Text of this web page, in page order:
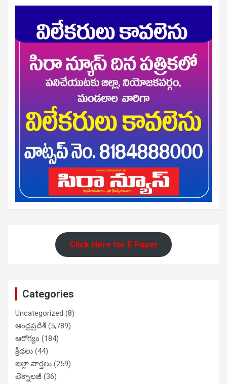
Click Here for E Paper
Categories
Uncategorized (8)
ఆంధ్రప్రదేశ్(5,789)
ఆరోగ్యం (184)
క్రీడలు (44)
జిల్లా వార్తలు (259)
టెక్నాలజీ (36)